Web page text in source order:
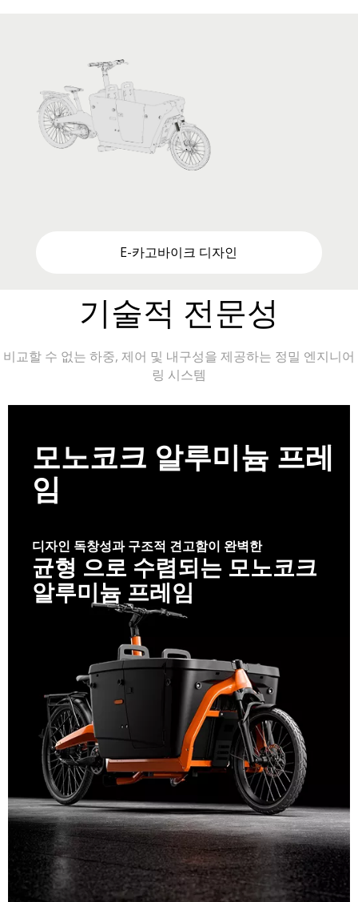
E-카고바이크 디자인
기술적 전문성
비교할 수 없는 하중, 제어 및 내구성을 제공하는 정밀 엔지니어
링 시스템​​​​​​​
모노코크 알루미늄 프레
임
디자인 독창성과 구조적 견고함이 완벽한
균형 으로 수렴되는 모노코크
알루미늄 프레임